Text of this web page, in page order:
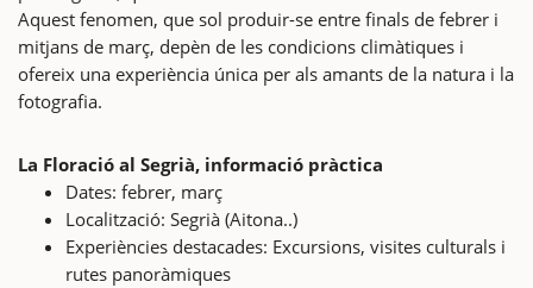
Aquest fenomen, que sol produir-se entre finals de febrer i
mitjans de març, depèn de les condicions climàtiques i
ofereix una experiència única per als amants de la natura i la
fotografia.
La Floració al Segrià, informació pràctica
Dates: febrer, març
Localització: Segrià (Aitona..)
Experiències destacades: Excursions, visites culturals i
rutes panoràmiques